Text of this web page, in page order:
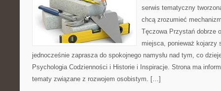
serwis tematyczny
chcą zrozumieć
Tęczowa Przystań dobrze
miejsca, ponieważ kojarzy
jednocześnie zaprasza do spokojnego namysłu nad tym, co
Psychologia Codzienności i Historie i Inspiracje. Strona ma
tematy związane z rozwojem osobistym. […]